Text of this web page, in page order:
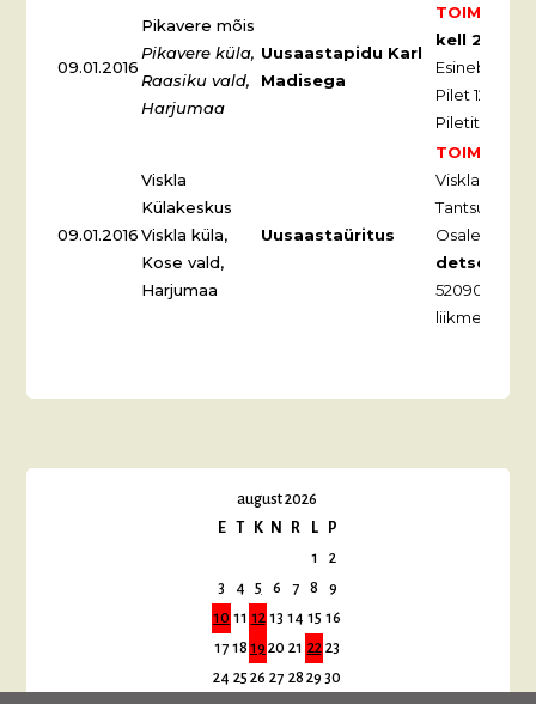
09.01.2016
Pikavere mõis
Pikavere küla,
Raasiku vald,
Harjumaa
Uusaastapidu Karl
Madisega
kell 20:00
Esineb Karl
Pilet 12
Piletite
09.01.2016
Viskla
Külakeskus
Viskla küla,
Kose vald,
Harjumaa
Uusaastaüritus
Viskla
Tantsuks
Osalemine
5209071.
liikmetele 12
august 2026
E
T K N R L
P
1
2
3
4 5 6 7 8
9
10 11 12 13 14 15 16
17 18 19 20 21 22 23
24 25 26 27 28 29 30